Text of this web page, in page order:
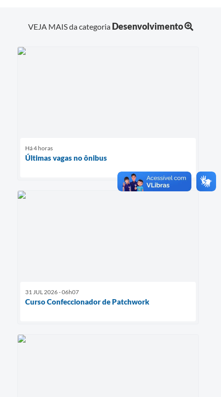
VEJA MAIS da categoria Desenvolvimento
Há 4 horas
Últimas vagas no ônibus
31 JUL 2026 - 06h07
Curso Confeccionador de Patchwork